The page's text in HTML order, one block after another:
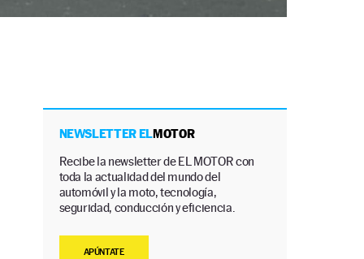
NEWSLETTER ELMOTOR
Recibe la newsletter de EL MOTOR con
toda la actualidad del mundo del
automóvil y la moto, tecnología,
seguridad, conducción y eficiencia.
APÚNTATE